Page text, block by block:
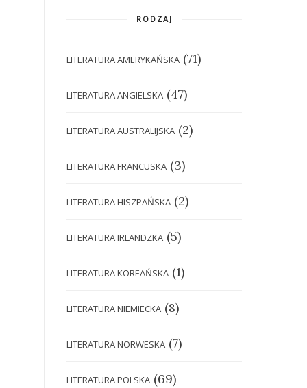
RODZAJ
LITERATURA AMERYKAŃSKA (71)
LITERATURA ANGIELSKA (47)
LITERATURA AUSTRALIJSKA (2)
LITERATURA FRANCUSKA (3)
LITERATURA HISZPAŃSKA (2)
LITERATURA IRLANDZKA (5)
LITERATURA KOREAŃSKA (1)
LITERATURA NIEMIECKA (8)
LITERATURA NORWESKA (7)
LITERATURA POLSKA (69)